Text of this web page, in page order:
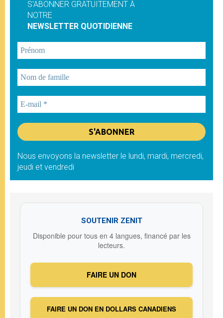
S'ABONNER GRATUITEMENT À
NOTRE
NEWSLETTER QUOTIDIENNE
Nous envoyons la newsletter le lundi, mardi, mercredi,
jeudi et vendredi
SOUTENIR ZENIT
Disponible pour tous en 4 langues, financé par les
lecteurs.
FAIRE UN DON
FAIRE UN DON EN DOLLARS CANADIENS